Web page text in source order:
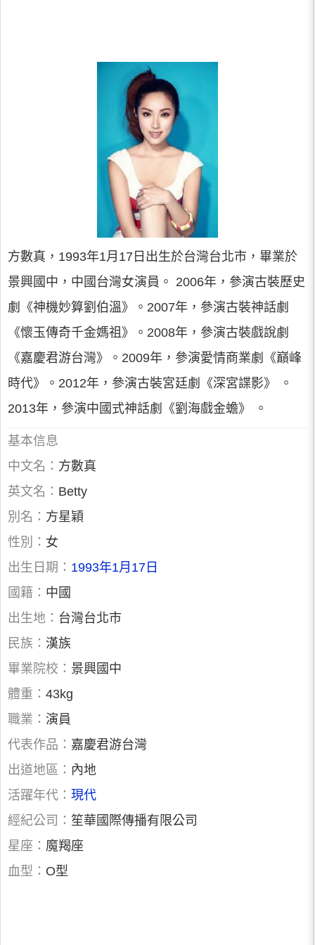
方數真，1993年1月17日出生於台灣台北市，畢業於
景興國中，中國台灣女演員。 2006年，參演古裝歷史
劇《神機妙算劉伯溫》。2007年，參演古裝神話劇
《懷玉傳奇千金媽祖》。2008年，參演古裝戲說劇
《嘉慶君游台灣》。2009年，參演愛情商業劇《巔峰
時代》。2012年，參演古裝宮廷劇《深宮諜影》 。
2013年，參演中國式神話劇《劉海戲金蟾》 。
基本信息
中文名： 方數真
英文名： Betty
別名： 方星穎
性別： 女
出生日期： 1993年1月17日
國籍： 中國
出生地： 台灣台北市
民族： 漢族
畢業院校： 景興國中
體重： 43kg
職業： 演員
代表作品： 嘉慶君游台灣
出道地區： 內地
活躍年代： 現代
經紀公司： 笙華國際傳播有限公司
星座： 魔羯座
血型： O型